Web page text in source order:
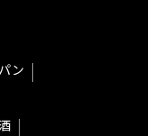
ン